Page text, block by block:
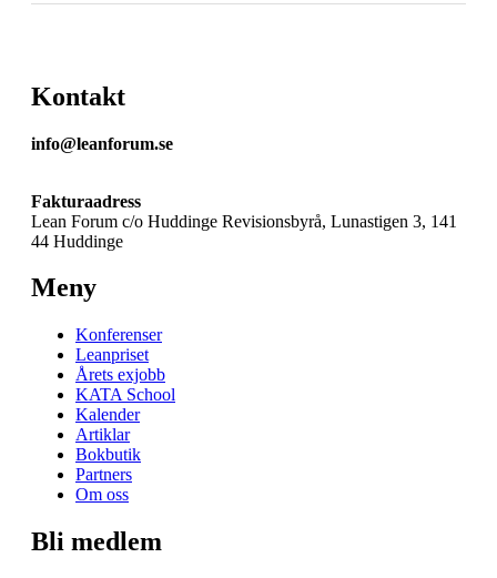
Kontakt
info@leanforum.se
Fakturaadress
Lean Forum c/o Huddinge Revisionsbyrå, Lunastigen 3, 141
44 Huddinge
Meny
Konferenser
Leanpriset
Årets exjobb
KATA School
Kalender
Artiklar
Bokbutik
Partners
Om oss
Bli medlem